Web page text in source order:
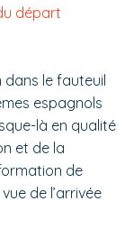
départ
dans le fauteuil
espagnols
là en qualité
et de la
de
de l’arrivée